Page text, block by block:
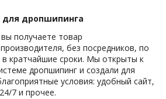
для дропшипинга
получаете товар
без посредников, по
кратчайшие сроки. Мы открыты к
дропшипинг и создали для
условия: удобный сайт,
7 и прочее.